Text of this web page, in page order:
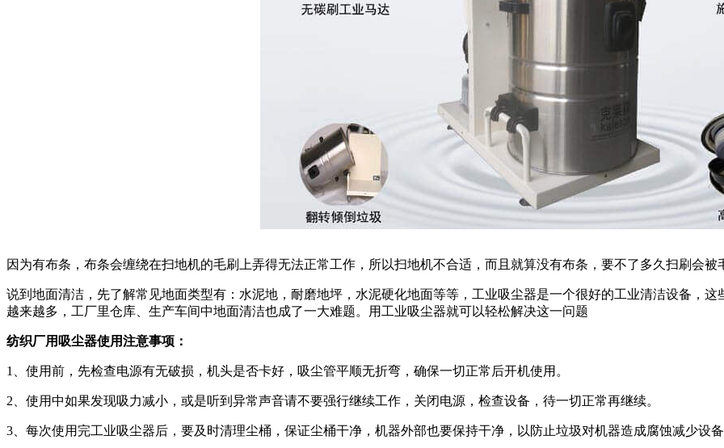
因为有布条，布条会缠绕在扫地机的毛刷上弄得无法正常工作，所以扫地机不合适，而且就算没有布条，要不了多久扫刷会被
说到地面清洁，先了解常见地面类型有：水泥地，耐磨地坪，水泥硬化地面等等，工业吸尘器是一个很好的工业清洁设备，
越来越多，工厂里仓库、生产车间中地面清洁也成了一大难题。用工业吸尘器就可以轻松解决这一问题
纺织厂用吸尘器使用注意事项：
1、使用前，先检查电源有无破损，机头是否卡好，吸尘管平顺无折弯，确保一切正常后开机使用。
2、使用中如果发现吸力减小，或是听到异常声音请不要强行继续工作，关闭电源，检查设备，待一切正常再继续。
3、每次使用完工业吸尘器后，要及时清理尘桶，保证尘桶干净，机器外部也要保持干净，以防止垃圾对机器造成腐蚀减少设备